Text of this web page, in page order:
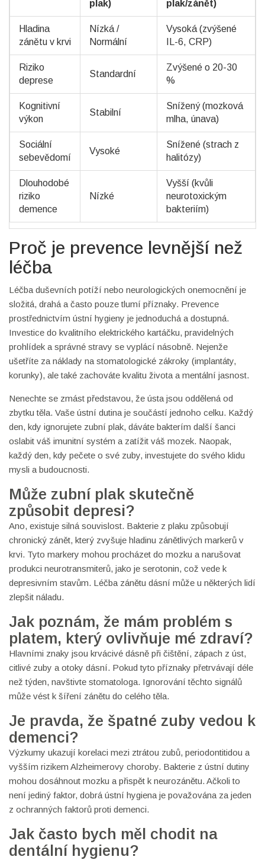
plak) plak/zánět)
Hladina
zánětu v krvi
Nízká /
Normální
Vysoká (zvýšené
IL-6, CRP)
Riziko
deprese
Standardní
Zvýšené o 20-30
%
Kognitivní
výkon
Stabilní
Snížený (mozková
mlha, únava)
Sociální
sebevědomí
Vysoké
Snížené (strach z
halitózy)
Dlouhodobé
riziko
demence
Nízké
Vyšší (kvůli
neurotoxickým
bakteriím)
Proč je prevence levnější než
léčba
Léčba duševních potíží nebo neurologických onemocnění je
složitá, drahá a často pouze tlumí příznaky. Prevence
prostřednictvím ústní hygieny je jednoduchá a dostupná.
Investice do kvalitního elektrického kartáčku, pravidelných
prohlídek a správné stravy se vyplácí násobně. Nejenže
ušetříte za náklady na stomatologické zákroky (implantáty,
korunky), ale také zachováte kvalitu života a mentální jasnost.
Nenechte se zmást představou, že ústa jsou oddělená od
zbytku těla. Vaše ústní dutina je součástí jednoho celku. Každý
den, kdy ignorujete zubní plak, dáváte bakterím další šanci
oslabit váš imunitní systém a zatížit váš mozek. Naopak,
každý den, kdy pečete o své zuby, investujete do svého klidu
mysli a budoucnosti.
Může zubní plak skutečně
způsobit depresi?
Ano, existuje silná souvislost. Bakterie z plaku způsobují
chronický zánět, který zvyšuje hladinu zánětlivých markerů v
krvi. Tyto markery mohou procházet do mozku a narušovat
produkci neurotransmiterů, jako je serotonin, což vede k
depresivním stavům. Léčba zánětu dásní může u některých lidí
zlepšit náladu.
Jak poznám, že mám problém s
platem, který ovlivňuje mé zdraví?
Hlavními znaky jsou krvácivé dásně při čištění, zápach z úst,
citlivé zuby a otoky dásní. Pokud tyto příznaky přetrvávají déle
než týden, navštivte stomatologa. Ignorování těchto signálů
může vést k šíření zánětu do celého těla.
Je pravda, že špatné zuby vedou k
demenci?
Výzkumy ukazují korelaci mezi ztrátou zubů, periodontitidou a
vyšším rizikem Alzheimerovy choroby. Bakterie z ústní dutiny
mohou dosáhnout mozku a přispět k neurozánětu. Ačkoli to
není jediný faktor, dobrá ústní hygiena je považována za jeden
z ochranných faktorů proti demenci.
Jak často bych měl chodit na
dentální hygienu?